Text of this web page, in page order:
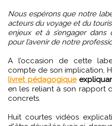
Nous espérons que notre
acteurs du voyage et du
enjeux et à s’engager dans
pour l’avenir de notre
A l’occasion de cette
compte de son implication,
livret pédagogique
en les reliant à son rapport
concrets.
Huit courtes vidéos